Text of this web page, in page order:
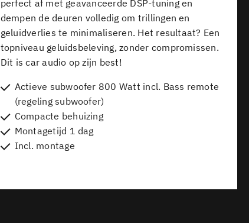
perfect af met geavanceerde DSP-tuning en
dempen de deuren volledig om trillingen en
geluidverlies te minimaliseren. Het resultaat? Een
topniveau geluidsbeleving, zonder compromissen.
Dit is car audio op zijn best!
Actieve subwoofer 800 Watt incl. Bass remote
(regeling subwoofer)
Compacte behuizing
Montagetijd 1 dag
Incl. montage